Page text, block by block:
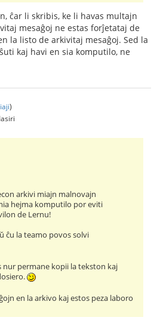
ĉar li skribis, ke li havas multajn
mesaĝoj ne estas forĵetataj de
la listo de arkivitaj mesaĝoj. Sed la
kaj havi en sia komputilo, ne
)
arkivi miajn malnovajn
hejma komputilo por eviti
de Lernu!
ĉu la teamo povos solvi
nur permane kopii la tekston kaj
en la arkivo kaj estos peza laboro